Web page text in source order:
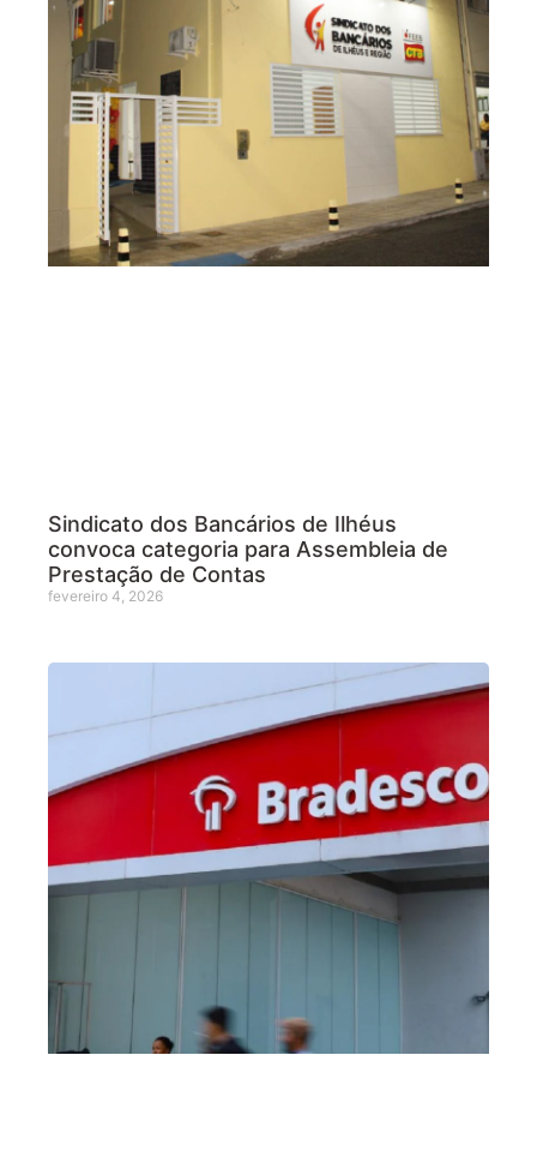
Sindicato dos Bancários de Ilhéus
convoca categoria para Assembleia de
Prestação de Contas
fevereiro 4, 2026